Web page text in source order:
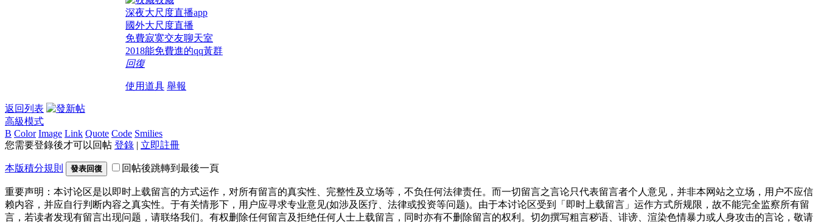
深夜大尺度直播app
國外大尺度直播
免費寂寞交友聊天室
2018能免費進的qq黃群
回復
使用道具 舉報
返回列表
高級模式
B Color Image Link Quote Code Smilies
您需要登錄後才可以回帖 登錄 | 立即註冊
本版積分規則 發表回復 回帖後跳轉到最後一頁
重要声明：本讨论区是以即时上载留言的方式运作，对所有留言的真实性、完整性及立场等，不负任何法律责任。而一切留言之言论只代表留言者个人意见，并非本网站之立场，用户不应信
赖内容，并应自行判断内容之真实性。于有关情形下，用户应寻求专业意见(如涉及医疗、法律或投资等问题)。由于本讨论区受到「即时上载留言」运作方式所规限，故不能完全监察所有留
言，若读者发现有留言出现问题，请联络我们。有权删除任何留言及拒绝任何人士上载留言，同时亦有不删除留言的权利。切勿撰写粗言秽语、诽谤、渲染色情暴力或人身攻击的言论，敬请